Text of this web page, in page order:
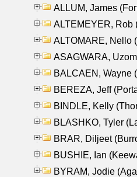
ALLUM, James
ALTEMEYER, Rob
ALTOMARE, Nello
ASAGWARA,
BALCAEN, Wayne
BEREZA, Jeff
BINDLE, Kelly
BLASHKO, Tyler
BRAR, Diljeet
BUSHIE, Ian
BYRAM, Jodie